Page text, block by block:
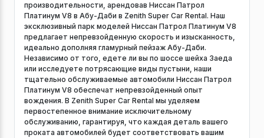
производительности, арендовав Ниссан Патрол
Платинум V8 в Абу-Даби в Zenith Super Car Rental. Наш
эксклюзивный парк моделей Ниссан Патрол Платинум V8
предлагает непревзойденную скорость и изысканность,
идеально дополняя гламурный пейзаж Абу-Даби.
Независимо от того, едете ли вы по шоссе шейха Заеда
или исследуете потрясающие виды пустыни, наши
тщательно обслуживаемые автомобили Ниссан Патрол
Платинум V8 обеспечат непревзойденный опыт
вождения. В Zenith Super Car Rental мы уделяем
первостепенное внимание исключительному
обслуживанию, гарантируя, что каждая деталь вашего
проката автомобилей будет соответствовать вашим